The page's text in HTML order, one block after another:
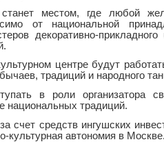
местом, где любой
от национальной
декоративно-
центре будут
традиций и народного
в роли организатора
национальных традиций.
счет средств ингушских
культурная автономия в Москве.